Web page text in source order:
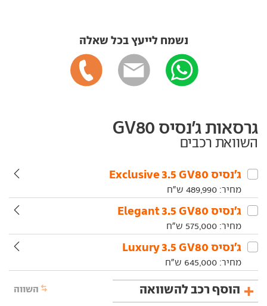
נשמח לייעץ בכל שאלה
גרסאות ג'נסיס GV80
השוואת רכבים
ג'נסיס‏ GV80‏ 3.5 Exclusive
מחיר: 489,990 ש"ח
ג'נסיס‏ GV80‏ 3.5 Elegant
מחיר: 575,000 ש"ח
ג'נסיס‏ GV80‏ 3.5 Luxury
מחיר: 645,000 ש"ח
הוסף רכב להשוואה השווה